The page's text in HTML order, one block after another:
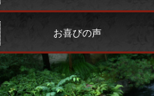
お喜びの声